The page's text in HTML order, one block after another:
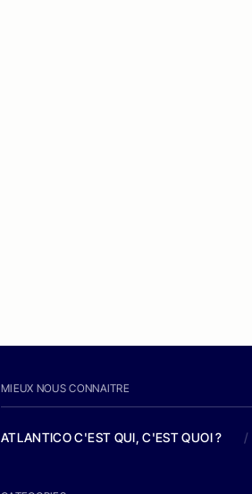
MIEUX NOUS CONNAITRE
ATLANTICO C'EST QUI, C'EST QUOI ? /